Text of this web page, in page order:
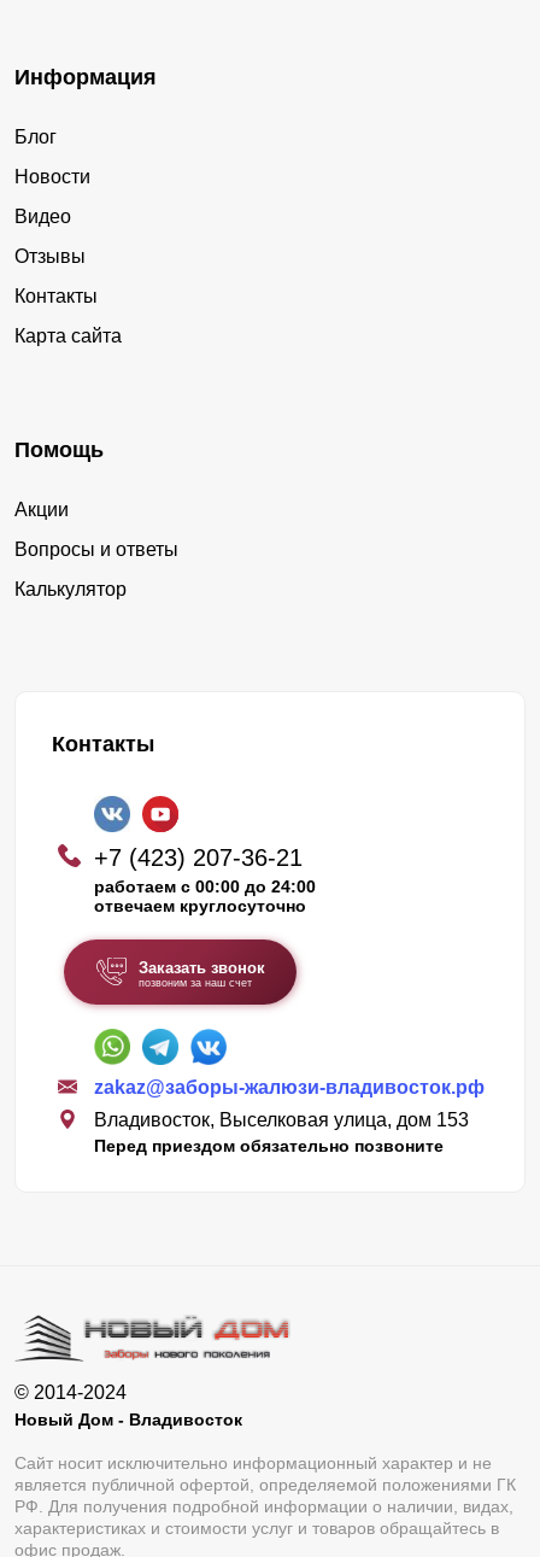
Информация
Блог
Новости
Видео
Отзывы
Контакты
Карта сайта
Помощь
Акции
Вопросы и ответы
Калькулятор
Контакты
+7 (423) 207-36-21
работаем с 00:00 до 24:00
отвечаем круглосуточно
Заказать звонок
позвоним за наш счет
zakaz@заборы-жалюзи-владивосток.рф
Владивосток, Выселковая улица, дом 153
Перед приездом обязательно позвоните
© 2014-2024
Новый Дом - Владивосток
Сайт носит исключительно информационный характер и не
является публичной офертой, определяемой положениями ГК
РФ. Для получения подробной информации о наличии, видах,
характеристиках и стоимости услуг и товаров обращайтесь в
офис продаж.